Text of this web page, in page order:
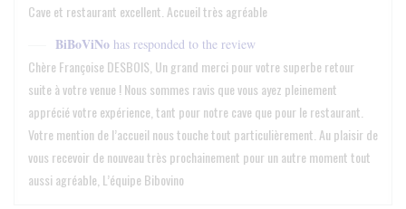
Cave et restaurant excellent. Accueil très agréable
BiBoViNo has responded to the review
Chère Françoise DESBOIS, Un grand merci pour votre superbe retour
suite à votre venue ! Nous sommes ravis que vous ayez pleinement
apprécié votre expérience, tant pour notre cave que pour le restaurant.
Votre mention de l’accueil nous touche tout particulièrement. Au plaisir de
vous recevoir de nouveau très prochainement pour un autre moment tout
aussi agréable, L’équipe Bibovino